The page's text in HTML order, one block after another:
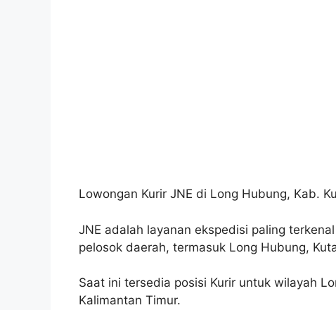
Lowongan Kurir JNE di Long Hubung, Kab.
JNE adalah layanan ekspedisi paling
pelosok daerah, termasuk Long Hubung,
Saat ini tersedia posisi Kurir untuk wilayah
Kalimantan Timur.